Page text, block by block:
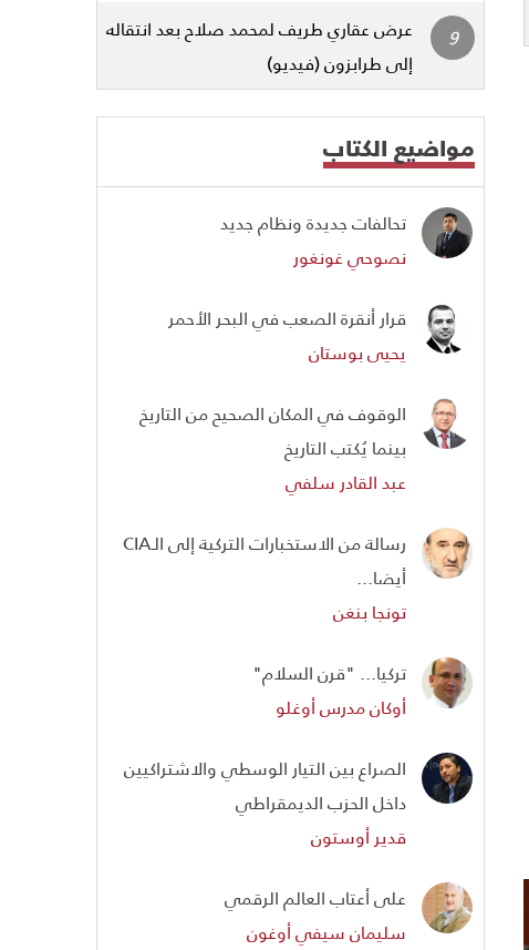
عرض عقاري طريف لمحمد صلاح بعد انتقاله
إلى طرابزون (فيديو)
مواضيع الكتاب
تحالفات جديدة ونظام جديد
نصوحي غونغور
قرار أنقرة الصعب في البحر الأحمر
يحيى بوستان
الوقوف في المكان الصحيح من التاريخ
بينما يُكتب التاريخ
عبد القادر سلفي
رسالة من الاستخبارات التركية إلى الـCIA
أيضا...
تونجا بنغن
تركيا... "قرن السلام"
أوكان مدرس أوغلو
الصراع بين التيار الوسطي والاشتراكيين
داخل الحزب الديمقراطي
قدير أوستون
على أعتاب العالم الرقمي
سليمان سيفي أوغون